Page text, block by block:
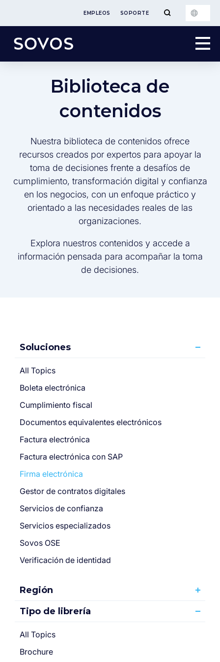
EMPLEOS SOPORTE
Biblioteca de
contenidos
Nuestra biblioteca de contenidos ofrece
recursos creados por expertos para apoyar la
toma de decisiones frente a desafíos de
cumplimiento, transformación digital y confianza
en los negocios, con un enfoque práctico y
orientado a las necesidades reales de las
organizaciones.
Explora nuestros contenidos y accede a
información pensada para acompañar la toma
de decisiones.
Soluciones
All Topics
Boleta electrónica
Cumplimiento fiscal
Documentos equivalentes electrónicos
Factura electrónica
Factura electrónica con SAP
Firma electrónica
Gestor de contratos digitales
Servicios de confianza
Servicios especializados
Sovos OSE
Verificación de identidad
Región
Tipo de librería
All Topics
Brochure